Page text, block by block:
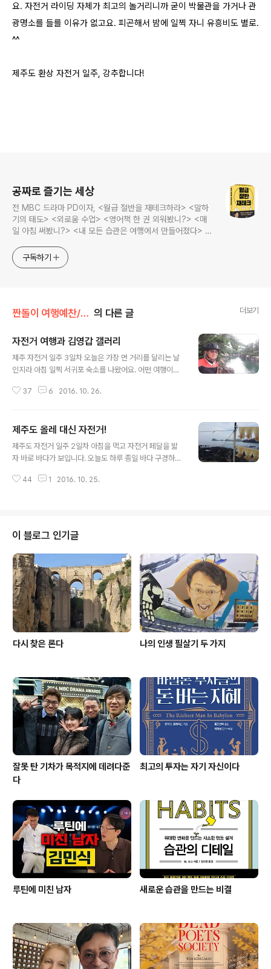
요. 자전거 라이딩 자체가 최고의 놀거리니까 굳이 박물관을 가거나 관
광명소를 들를 이유가 없고요. 피곤해서 밤에 일찍 자니 유흥비도 별로.
^^
제주도 환상 자전거 일주, 강추합니다!
공짜로 즐기는 세상
전 MBC 드라마 PD이자, <월급 절반을 재테크하라> <말하
기의 태도> <외로움 수업> <영어책 한 권 외워봤니?> <매
일 아침 써봤니?> <내 모든 습관은 여행에서 만들어졌다> <
로그입니다.
구독하기
짠돌이 여행예찬/짠돌이 국내여행 의 다른 글 더보기
자전거 여행과 김영갑 갤러리
제주 자전거 일주 3일차 오늘은 가장 먼 거리를 달리는 날
인지라 아침 일찍 서귀포 숙소를 나왔어요. 어떤 여행이든
면 숙소를 나와 구경 다니다 점심 먹고 오후 3시쯤 숙소에
하루를 준비하고... 이게 여행지에서 저의 일과지요. 이건
사실 저의 평소 일과이기도 합니다. 일찍 자고 일찍 일어납
니다. 여행 왔다고 삶의 리듬이 바뀌면 일상에 복귀해서 힘
을 하루하루 여행처럼 즐기는 거지요. 쇠소깍 가는 길, 오늘
37 6 2016. 10. 26.
제주도 올레 대신 자전거!
제주도 자전거 일주 2일차 아침을 먹고 자전거 페달을 밟
자 바로 바다가 보입니다. 오늘도 하루 종일 바다 구경하는
서 반건조 오징어를 만들고 있어요. 오징어 말리는 할머니
전거 탈 때 최고의 행동식입니다. 초코바나 사탕은 양손으
로 들고 까야해서 라이딩 중에 먹을 수 없어요. 오징어는 먹
기좋게 잘라 프레임 가방에 비닐째 넣어두고 손쉽게 꺼내
먹을 수 있습니다. 입이 심심하거나 배가 허전할 때 최고예
요. 프레임 가방은 폼이 나지 않아 라이더들은 좋아하지 않
지만, 여행할 땐 참 편합니다. 배..
44 1 2016. 10. 25.
이 블로그 인기글
다시 찾은 론다 나의 인생 필살기 두 가지
잘못 탄 기차가 목적지에 데려다준
다
최고의 투자는 자기 자신이다
루틴에 미친 남자 새로운 습관을 만드는 비결